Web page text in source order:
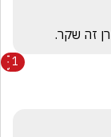
זה שקר.
1